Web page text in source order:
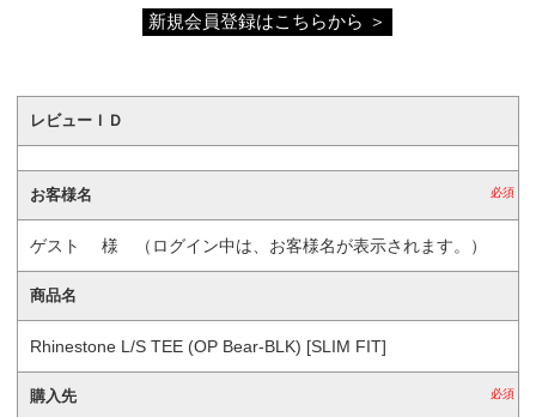
新規会員登録はこちらから ＞
レビューＩＤ
お客様名 必須
ゲスト 様 （ログイン中は、お客様名が表示されます。）
商品名
Rhinestone L/S TEE (OP Bear-BLK) [SLIM FIT]
購入先 必須